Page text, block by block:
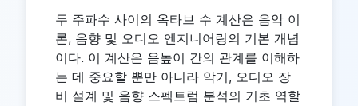
두 주파수 사이의 옥타브 수 계산은 음악 이
론, 음향 및 오디오 엔지니어링의 기본 개념
이다. 이 계산은 음높이 간의 관계를 이해하
는 데 중요할 뿐만 아니라 악기, 오디오 장
비 설계 및 음향 스펙트럼 분석의 기초 역할